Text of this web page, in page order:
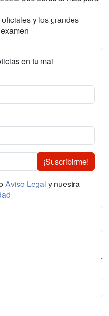
y los grandes
en tu mail
¡Suscribirme!
Aviso Legal y nuestra